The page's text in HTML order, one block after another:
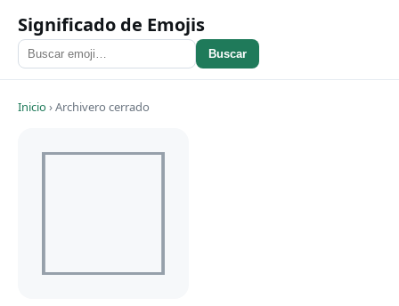
Significado de Emojis
Buscar
Inicio›Archivero cerrado